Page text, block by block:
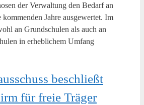
der Verwaltung den Bedarf an
Jahre ausgewertet. Im
an Grundschulen als auch an
in erheblichem Umfang
beschließt
für freie Träger